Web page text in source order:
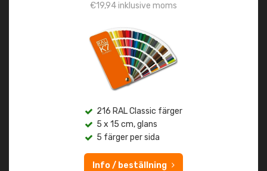
€19,94inklusive moms
216 RAL Classic färger
5 x 15 cm, glans
5 färger per sida
Info / beställning